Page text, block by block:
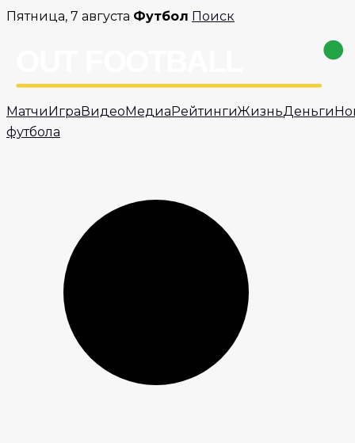
Перейти
Пятница, 7 августа Футбол Поиск
Матчи Игра Видео Медиа РейтингиЖизньДеньги
футбола